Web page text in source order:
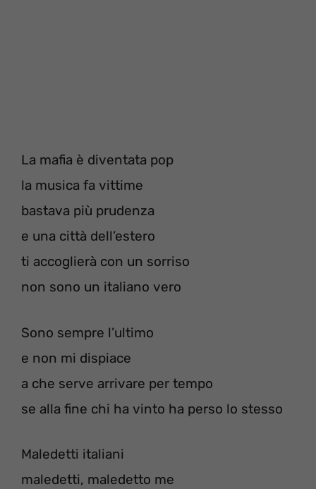
La mafia è diventata pop
la musica fa vittime
bastava più prudenza
e una città dell’estero
ti accoglierà con un sorriso
non sono un italiano vero
Sono sempre l’ultimo
e non mi dispiace
a che serve arrivare per tempo
se alla fine chi ha vinto ha perso lo stesso
Maledetti italiani
maledetti, maledetto me